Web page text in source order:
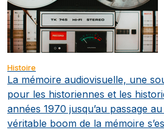
Histoire
La mémoire audiovisuelle, une
pour les historiennes et les
années 1970 jusqu’au passage
véritable boom de la mémoire